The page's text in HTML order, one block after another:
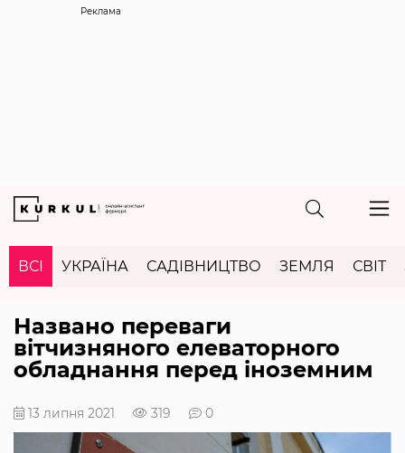
Реклама
ВСІ УКРАЇНА САДІВНИЦТВО ЗЕМЛЯ СВІТ
Названо переваги
вітчизняного елеваторного
обладнання перед іноземним
13 липня 2021 319 0